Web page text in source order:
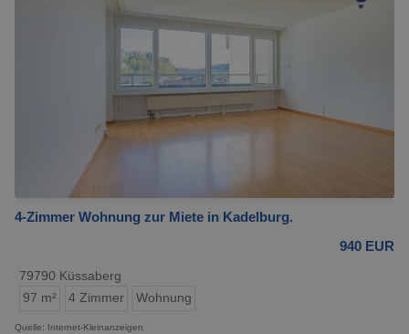
4-Zimmer Wohnung zur Miete in Kadelburg.
940 EUR
79790 Küssaberg
97 m²
4 Zimmer Wohnung
Quelle: Internet-Kleinanzeigen